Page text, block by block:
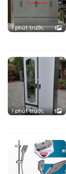
1 phút trước 1
1 phút trước 1